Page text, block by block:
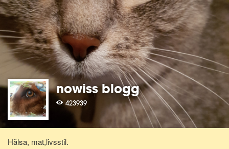
nowiss blogg
423939
Hälsa, mat,livsstil.